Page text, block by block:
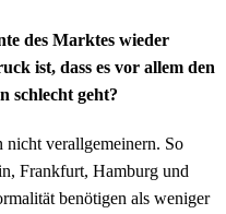
des Marktes wieder
ist, dass es vor allem den
schlecht geht?
nicht verallgemeinern. So
Frankfurt, Hamburg und
benötigen als weniger